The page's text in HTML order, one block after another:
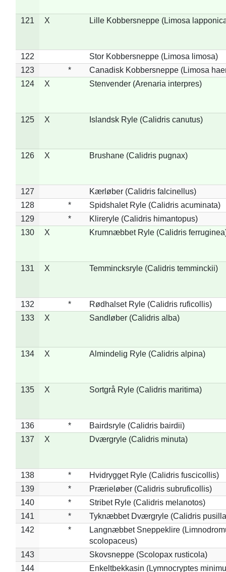
121 X Lille Kobbersneppe (Limosa
122
Stor Kobbersneppe (Limosa limosa)
123
*
Canadisk Kobbersneppe (Limosa
124
X Stenvender (Arenaria interpres)
125 X Islandsk Ryle (Calidris canutus)
126 X Brushane (Calidris pugnax)
127
Kærløber (Calidris falcinellus)
128
*
Spidshalet Ryle (Calidris acuminata)
129
*
Klireryle (Calidris himantopus)
130
X Krumnæbbet Ryle (Calidris
131 X Temmincksryle (Calidris temminckii)
132 *
Rødhalset Ryle (Calidris ruficollis)
133
X Sandløber (Calidris alba)
134 X Almindelig Ryle (Calidris alpina)
135 X Sortgrå Ryle (Calidris maritima)
136 *
Bairdsryle (Calidris bairdii)
137
X Dværgryle (Calidris minuta)
138 *
Hvidrygget Ryle (Calidris fuscicollis)
139
*
Prærieløber (Calidris subruficollis)
140
*
Stribet Ryle (Calidris melanotos)
141
*
Tyknæbbet Dværgryle (Calidris
142
*
Langnæbbet Sneppeklire
scolopaceus)
143
Skovsneppe (Scolopax rusticola)
144
Enkeltbekkasin (Lymnocryptes